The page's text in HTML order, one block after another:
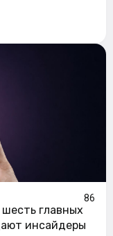
86
главных
инсайдеры